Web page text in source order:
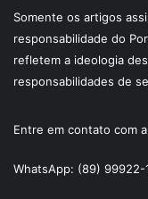
Somente os artigos
responsabilidade do
refletem a ideologia
responsabilidades de
Entre em contato com
WhatsApp: (89) 99922-